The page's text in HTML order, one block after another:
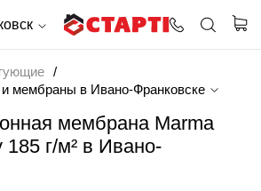
мембраны в Ивано-Франковске
мембрана Marma
г/м² в Ивано-